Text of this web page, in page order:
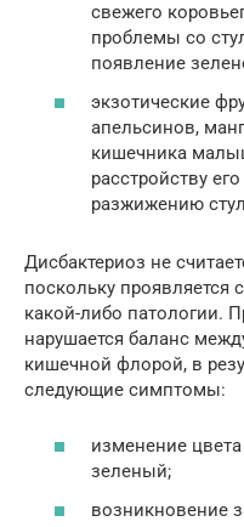
свежего
проблемы со
появление
экзотические
апельсинов,
кишечника
расстройству
разжижению
Дисбактериоз не
поскольку проявляется
какой-либо патологии.
нарушается баланс
кишечной флорой, в
следующие симптомы:
изменение
зеленый;
возникновение